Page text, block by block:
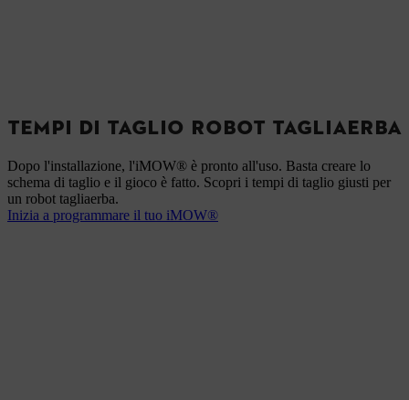
TEMPI DI TAGLIO ROBOT TAGLIAERBA
Dopo l'installazione, l'iMOW® è pronto all'uso. Basta creare lo
schema di taglio e il gioco è fatto. Scopri i tempi di taglio giusti per
un robot tagliaerba.
Inizia a programmare il tuo iMOW®